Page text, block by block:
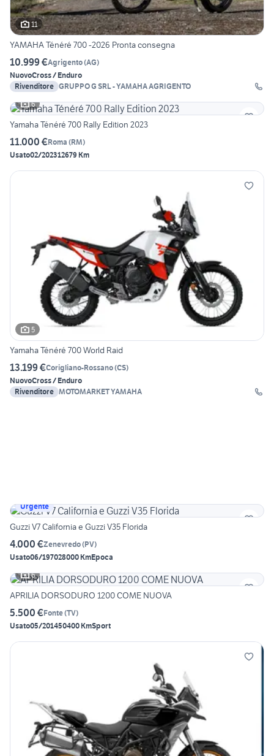
11
YAMAHA Ténéré 700 -2026 Pronta consegna
10.999 €Agrigento(AG)
NuovoCross / Enduro
Rivenditore GRUPPO G SRL - YAMAHA AGRIGENTO
6
Yamaha Ténéré 700 Rally Edition 2023
11.000 €Roma (RM)
Usato02/202312679 Km
5
Yamaha Ténéré 700 World Raid
13.199 €Corigliano-Rossano(CS)
NuovoCross / Enduro
Rivenditore MOTOMARKET YAMAHA
Urgente
Guzzi V7 California e Guzzi V35 Florida
4.000 €Zenevredo(PV)
Usato06/197028000 KmEpoca
6
APRILIA DORSODURO 1200 COME NUOVA
5.500 €Fonte(TV)
Usato05/201450400 KmSport